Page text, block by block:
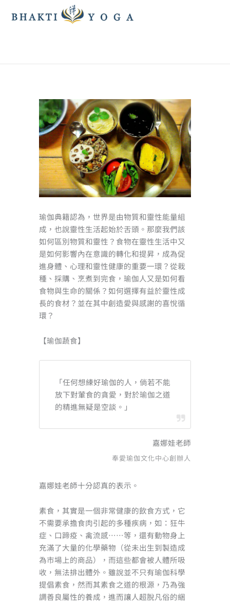
容
瑜伽典籍認為，世界是由物質和靈性能量組
成，也說靈性生活起始於舌頭。那麼我們該
如何區別物質和靈性？食物在靈性生活中又
是如何影響內在意識的轉化和提昇，成為促
進身體、心理和靈性健康的重要一環？從栽
種、採購、烹煮到完食，瑜伽人又是如何看
食物與生命的關係？如何選擇有益於靈性成
長的食材？並在其中創造愛與感謝的喜悅循
環？
【瑜伽蔬食】
「任何想練好瑜伽的人，倘若不能
放下對葷食的貪愛，對於瑜伽之道
的精進無疑是空談。」
嘉娜娃老師
奉愛瑜伽文化中心創辦人
嘉娜娃老師十分認真的表示。
素食，其實是一個非常健康的飲食方式，它
不需要承擔食肉引起的多種疾病，如：狂牛
症、口蹄疫、禽流感……等，還有動物身上
充滿了大量的化學藥物（從未出生到製造成
為市場上的商品），而這些都會被人體所吸
收，無法排出體外。雖說並不只有瑜伽科學
提倡素食，然而其素食之道的根源，乃為強
調善良屬性的養成，進而讓人超脫凡俗的綑